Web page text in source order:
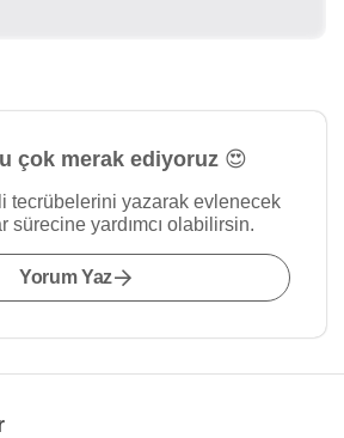
çok merak ediyoruz 😍
tecrübelerini yazarak evlenecek
sürecine yardımcı olabilirsin.
Yorum Yaz